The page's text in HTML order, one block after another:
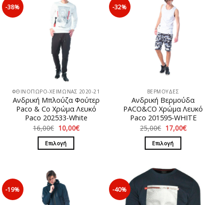
-38%
ΦΘΙΝΟΠΩΡΟ-ΧΕΙΜΩΝΑΣ 2020-21
Ανδρική Μπλούζα Φούτερ
Paco & Co Χρώμα Λευκό
Paco 202533-White
16,00€ Original
price
was:
16,00€.
10,00€Η
Επιλογή
προϊόν
έχει
πολλαπλές
-32%
ΒΕΡΜΟΥΔΕΣ
Ανδρική Βερμούδα
PACO&CO Χρώμα Λευκό
Paco 201595-WHITE
25,00€ Original
price
was:
25,00€.
17,00€Η
Επιλογή
προϊόν
έχει
πολλαπλές
-19% -40%